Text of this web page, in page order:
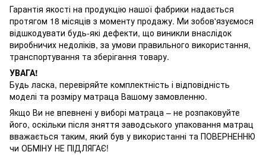
Гарантія якості на продукцію нашої фабрики надається
протягом 18 місяців з моменту продажу. Ми зобов'язуємося
відшкодувати будь-які дефекти, що виникли внаслідок
виробничих недоліків, за умови правильного використання,
транспортування та зберігання товару.
УВАГА!
Будь ласка, перевіряйте комплектність і відповідність
моделі та розміру матраца Вашому замовленню.
Якщо Ви не впевнені у виборі матраца – не розпаковуйте
його, оскільки після зняття заводського упаковання матрац
вважається таким, який був у використанні та ПОВЕРНЕННЮ
чи ОБМІНУ НЕ ПІДЛЯГАЄ!